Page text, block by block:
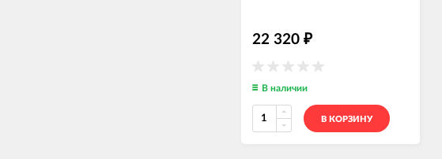
22 320 ₽
В наличии
В КОРЗИНУ